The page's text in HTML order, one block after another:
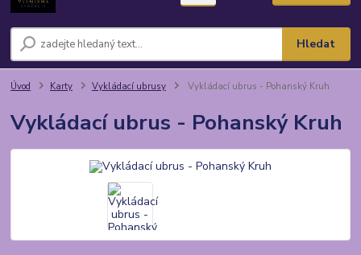
Hledat
Úvod Karty Vykládací ubrusy Vykládací ubrus - Pohanský Kruh
Vykládací ubrus - Pohanský Kruh